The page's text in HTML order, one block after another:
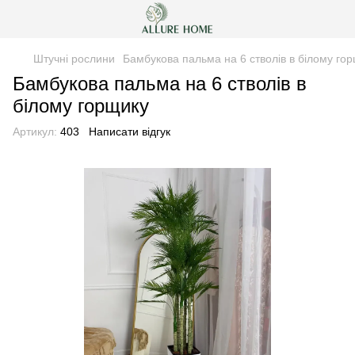
Штучні рослини Бамбукова пальма на 6 стволів в білому
Бамбукова пальма на 6 стволів в
білому горщику
Артикул: 403 Написати відгук